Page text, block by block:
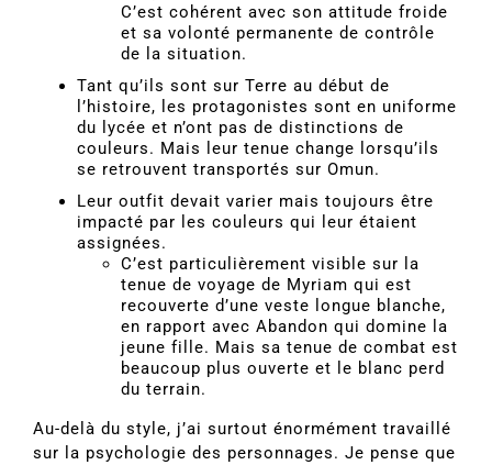
C’est cohérent avec son attitude froide
et sa volonté permanente de contrôle
de la situation.
Tant qu’ils sont sur Terre au début de
l’histoire, les protagonistes sont en uniforme
du lycée et n’ont pas de distinctions de
couleurs. Mais leur tenue change lorsqu’ils
se retrouvent transportés sur Omun.
Leur outfit devait varier mais toujours être
impacté par les couleurs qui leur étaient
assignées.
C’est particulièrement visible sur la
tenue de voyage de Myriam qui est
recouverte d’une veste longue blanche,
en rapport avec Abandon qui domine la
jeune fille. Mais sa tenue de combat est
beaucoup plus ouverte et le blanc perd
du terrain.
Au-delà du style, j’ai surtout énormément travaillé
sur la psychologie des personnages. Je pense que